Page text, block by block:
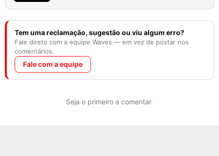
Tem uma reclamação, sugestão ou viu algum erro?
Fale direto com a equipe Waves — em vez de postar nos
comentários.
Fale com a equipe
Seja o primeiro a comentar.